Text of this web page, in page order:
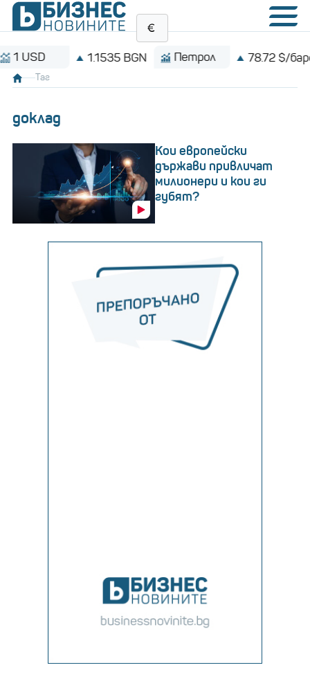
1.1535 BGN Петрол 78.72 $/барел
Таг
доклад
Кои европейски
държави привличат
милионери и кои ги
губят?